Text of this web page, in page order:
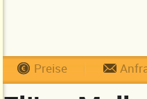
Preise